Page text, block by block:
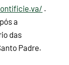
.
a
das
Padre.